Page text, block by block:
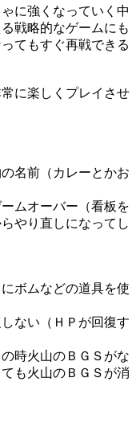
に強くなっていく中
戦略的なゲームにも
てもすぐ再戦できる
に楽しくプレイさせ
名前（カレーとかお
ムオーバー（看板を
やり直しになってし
ボムなどの道具を使
ない（ＨＰが回復す
時火山のＢＧＳがな
も火山のＢＧＳが消